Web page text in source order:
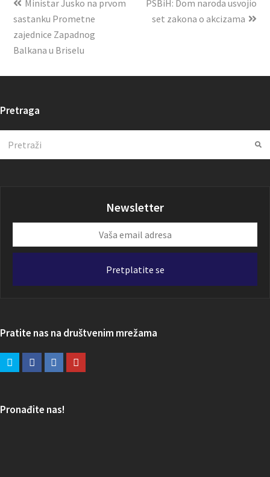
Ministar Jusko na prvom
sastanku Prometne
zajednice Zapadnog
Balkana u Briselu
PSBiH: Dom naroda usvojio
set zakona o akcizama
Pretraga
Newsletter
email
Pretplatite se
Pratite nas na društvenim mrežama
Pronađite nas!